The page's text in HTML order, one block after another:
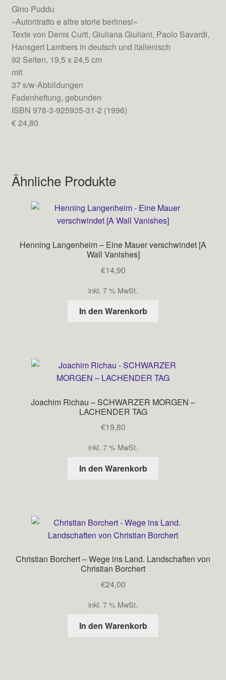
Gino Puddu
»Autoritratto e altre storie berlinesi«
Texte von Denis Curti, Giuliana Giuliani, Paolo Savardi,
Hansgert Lambers in deutsch und italienisch
92 Seiten, 19,5 x 24,5 cm
mit
37 s/w-Abbildungen
Fadenheftung, gebunden
ISBN 978-3-925935-31-2 (1996)
€ 24,80
Ähnliche Produkte
Henning Langenheim – Eine Mauer verschwindet [A
Wall Vanishes]
€14,90
inkl. 7 % MwSt.
In den Warenkorb
Joachim Richau – SCHWARZER MORGEN –
LACHENDER TAG
€19,80
inkl. 7 % MwSt.
In den Warenkorb
Christian Borchert – Wege ins Land. Landschaften von
Christian Borchert
€24,00
inkl. 7 % MwSt.
In den Warenkorb